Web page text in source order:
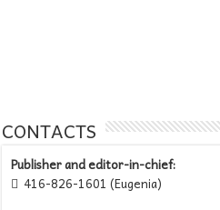
CONTACTS
Publisher and editor-in-chief:
 416-826-1601 (Eugenia)